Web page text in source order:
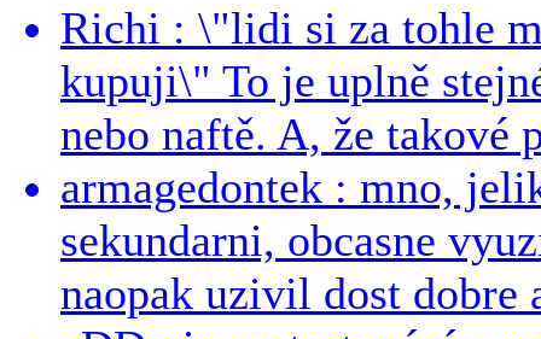
Richi : \"lidi si za tohle
kupuji\" To je uplně
nebo naftě. A, že takové
armagedontek : mno,
sekundarni, obcasne
naopak uzivil dost dobre